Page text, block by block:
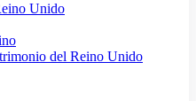
Unido
del Reino Unido